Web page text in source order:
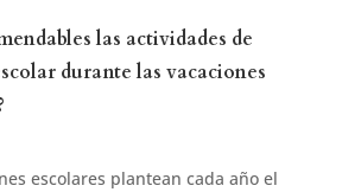
las actividades de
durante las vacaciones
escolares plantean cada año el